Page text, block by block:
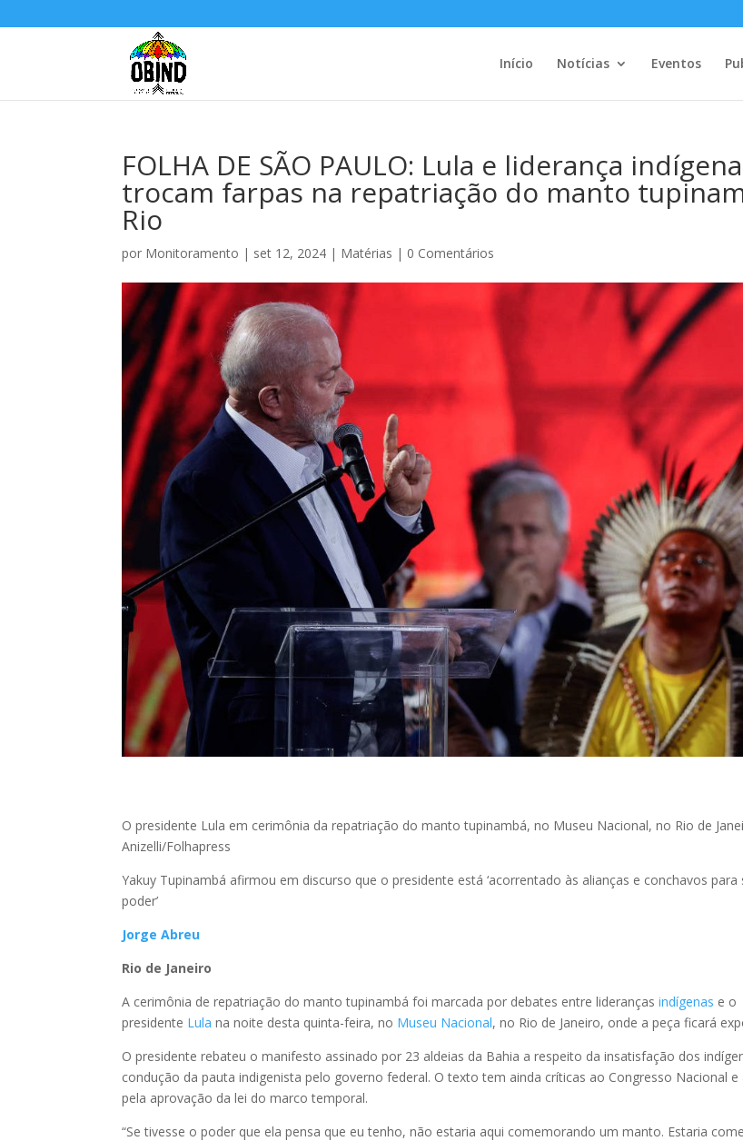
Início Notícias Eventos
FOLHA DE SÃO PAULO: Lula e liderança indígena
trocam farpas na repatriação do manto
Rio
por Monitoramento | set 12, 2024 | Matérias | 0 Comentários
O presidente Lula em cerimônia da repatriação do manto tupinambá, no Museu Nacional, no Rio de
Anizelli/Folhapress
Yakuy Tupinambá afirmou em discurso que o presidente está ‘acorrentado às alianças e conchavos
poder’
Jorge Abreu
Rio de Janeiro
A cerimônia de repatriação do manto tupinambá foi marcada por debates entre liderançasindígenas e o
presidente Lula na noite desta quinta-feira, no Museu Nacional, no Rio de Janeiro, onde a peça ficará
O presidente rebateu o manifesto assinado por 23 aldeias da Bahia a respeito da insatisfação dos
condução da pauta indigenista pelo governo federal. O texto tem ainda críticas ao Congresso Nacional e
pela aprovação da lei do marco temporal.
“Se tivesse o poder que ela pensa que eu tenho, não estaria aqui comemorando um manto. Estaria